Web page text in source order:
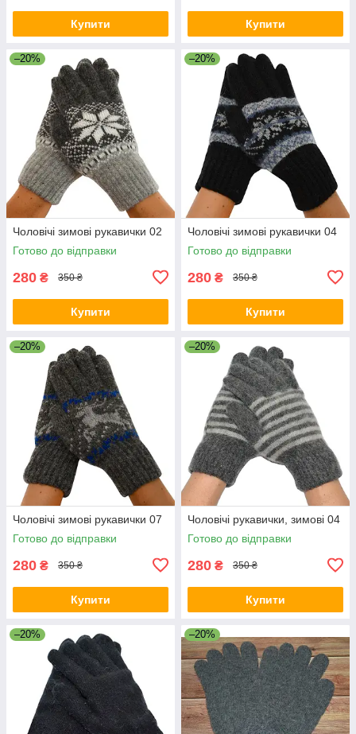
Купити Купити
–20%
Чоловічі зимові рукавички 02
Готово до відправки
280 ₴ 350 ₴
Купити
–20%
Чоловічі зимові рукавички 04
Готово до відправки
280 ₴ 350 ₴
Купити
–20%
Чоловічі зимові рукавички 07
Готово до відправки
280 ₴ 350 ₴
Купити
–20%
Чоловічі рукавички, зимові 04
Готово до відправки
280 ₴ 350 ₴
Купити
–20% –20%